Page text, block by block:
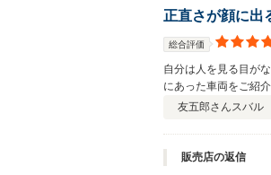
正直さが顔に出
総合評価
自分は人を見る目が
にあった車両をご紹
い取り業者に売りに
や、嘘、脅しとかの
され、私も「頑張っ
友五郎さんスバル
販売店の返信